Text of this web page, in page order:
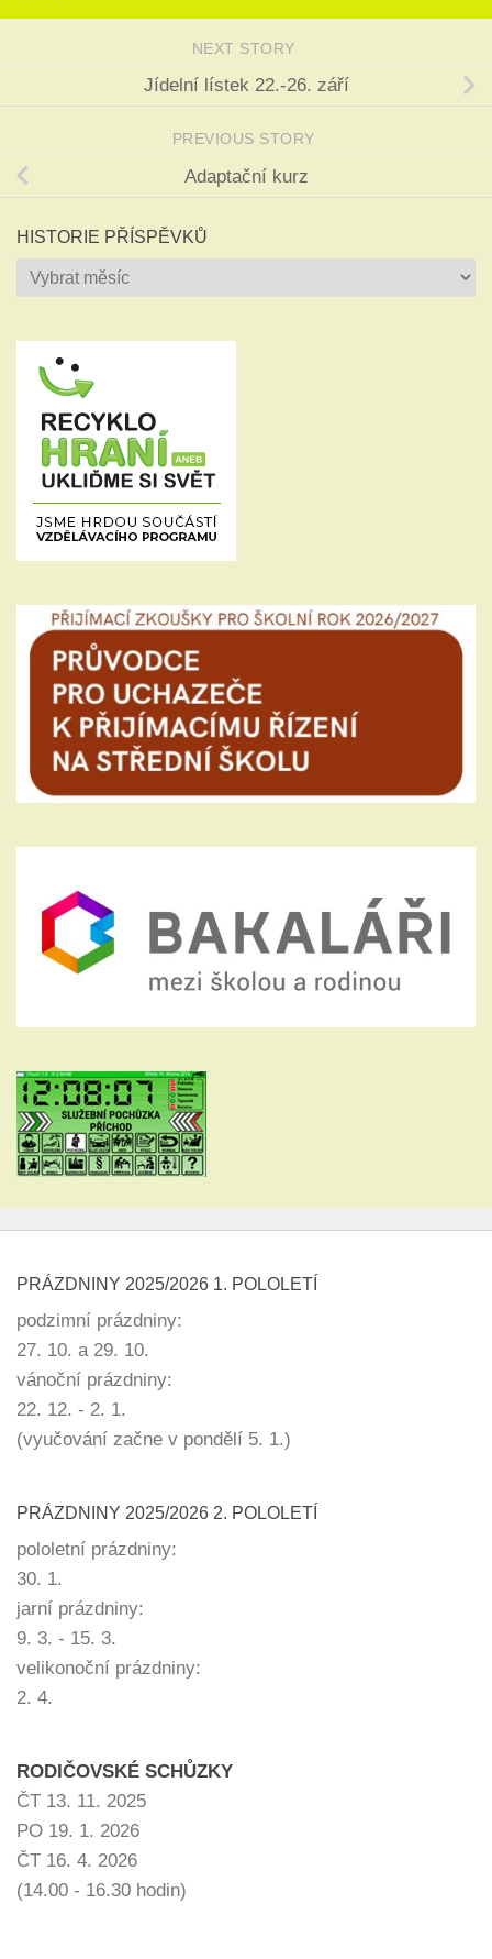
NEXT STORY
Jídelní lístek 22.-26. září
PREVIOUS STORY
Adaptační kurz
HISTORIE PŘÍSPĚVKŮ
Historie
PRÁZDNINY 2025/2026 1. POLOLETÍ
podzimní prázdniny:
27. 10. a 29. 10.
vánoční prázdniny:
22. 12. - 2. 1.
(vyučování začne v pondělí 5. 1.)
PRÁZDNINY 2025/2026 2. POLOLETÍ
pololetní prázdniny:
30. 1.
jarní prázdniny:
9. 3. - 15. 3.
velikonoční prázdniny:
2. 4.
RODIČOVSKÉ SCHŮZKY
ČT 13. 11. 2025
PO 19. 1. 2026
ČT 16. 4. 2026
(14.00 - 16.30 hodin)